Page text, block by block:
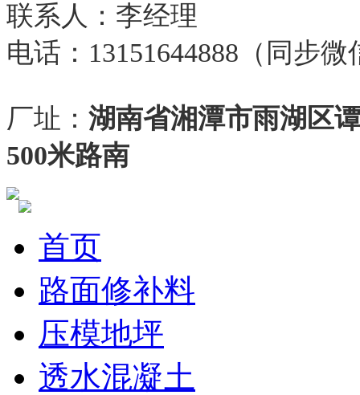
联系人：李经理
电话：13151644888（同步微
厂址： 湖南省湘潭市雨湖区
500米路南
首页
路面修补料
压模地坪
透水混凝土